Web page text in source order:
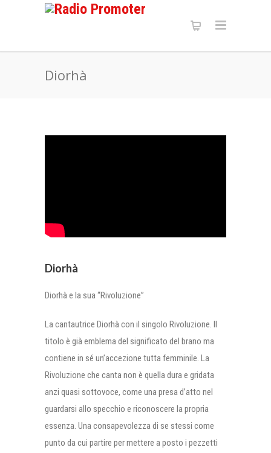
Diorhà
Diorhà
Diorhà e la sua “Rivoluzione”
La cantautrice Diorhà con il singolo Rivoluzione. Il
titolo è già emblema del significato del brano ma
contiene in sé un’accezione tutta femminile. La
Rivoluzione che canta non è quella dura e gridata
anzi quasi sottovoce, come una presa d’atto nel
guardarsi allo specchio e riconoscere la propria
essenza. Una consapevolezza di se stessi come
punto da cui partire per mettere a posto i pezzetti